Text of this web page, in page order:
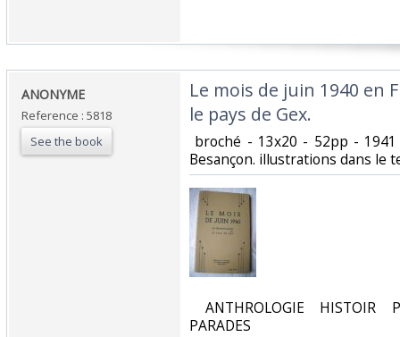
‎ANONYME‎
Reference : 5818
See the book
‎Le mois de juin 1940 en
le pays de Gex.‎
broché - 13x20 - 52pp -
Besançon. illustrations dans le
ANTHROLOGIE HISTOIR
PARADES‎